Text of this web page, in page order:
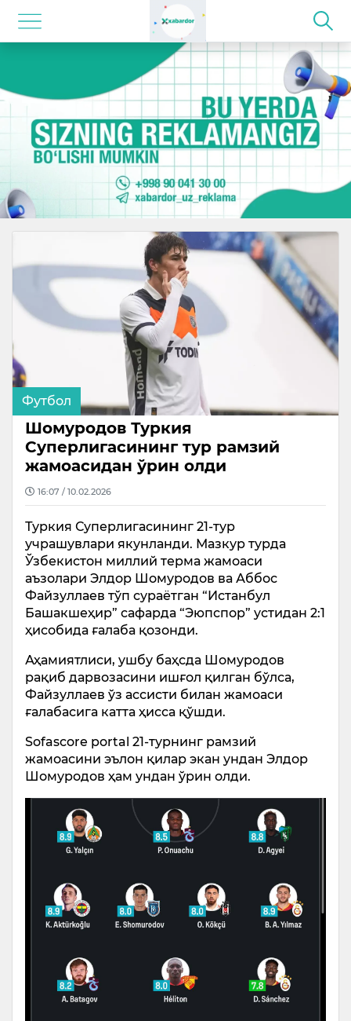
Футбол
Шомуродов Туркия
Суперлигасининг тур рамзий
жамоасидан ўрин олди
16:07 / 10.02.2026
Туркия Суперлигасининг 21-тур
учрашувлари якунланди. Мазкур турда
Ўзбекистон миллий терма жамоаси
аъзолари Элдор Шомуродов ва Аббос
Файзуллаев тўп сураётган “Истанбул
Башакшеҳир” сафарда “Эюпспор” устидан 2:1
ҳисобида ғалаба қозонди.
Аҳамиятлиси, ушбу баҳсда Шомуродов
рақиб дарвозасини ишғол қилган бўлса,
Файзуллаев ўз ассисти билан жамоаси
ғалабасига катта ҳисса қўшди.
Sofascore portal 21-турнинг рамзий
жамоасини эълон қилар экан ундан Элдор
Шомуродов ҳам ундан ўрин олди.